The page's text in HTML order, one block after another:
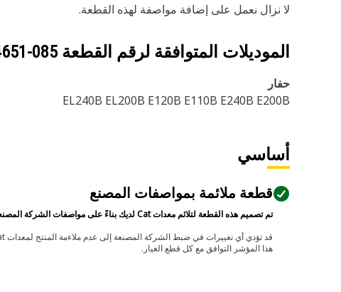
لا نزال نعمل على إضافة مواصفة لهذه القطعة.
الموديلات المتوافقة لرقم القطعة 085-4651
حفار
EL240B EL200B E120B E110B E240B E200B
أساسي
قطعة ملائمة بمواصفات المصنع
تم تصميم هذه القطعة لتلائم معدات Cat لديك بناءً على مواصفات الشركة المصنعة.
هذا المؤشر التوافق مع كل قطع الغيار.